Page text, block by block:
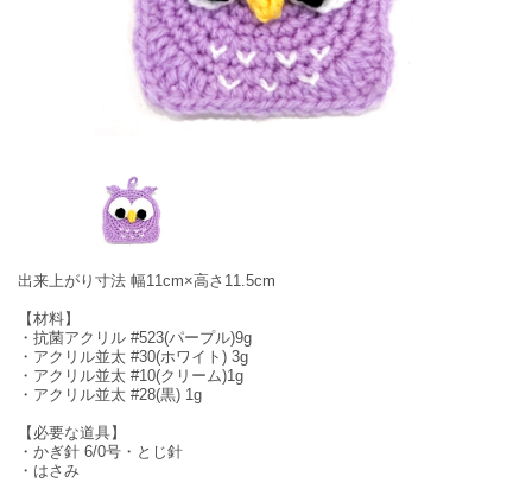
出来上がり寸法 幅11cm×高さ11.5cm
【材料】
・抗菌アクリル #523(パープル)9g
・アクリル並太 #30(ホワイト) 3g
・アクリル並太 #10(クリーム)1g
・アクリル並太 #28(黒) 1g
【必要な道具】
・かぎ針 6/0号・とじ針
・はさみ